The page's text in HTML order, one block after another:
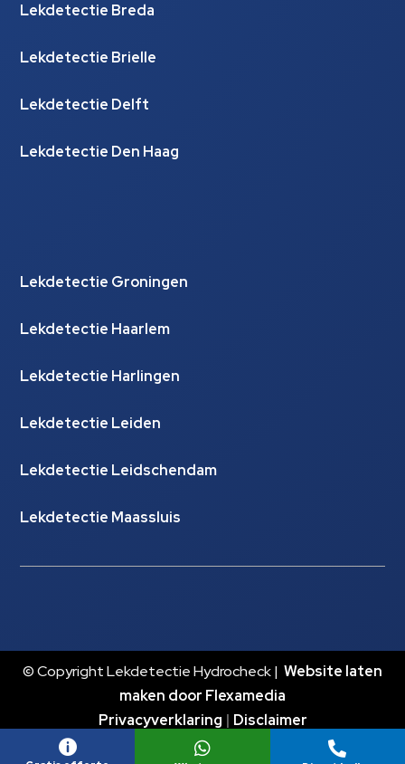
Lekdetectie Breda
Lekdetectie Brielle
Lekdetectie Delft
Lekdetectie Den Haag
Lekdetectie Groningen
Lekdetectie Haarlem
Lekdetectie Harlingen
Lekdetectie Leiden
Lekdetectie Leidschendam
Lekdetectie Maassluis
© Copyright Lekdetectie Hydrocheck | Website laten
maken door Flexamedia
Privacyverklaring | Disclaimer
  